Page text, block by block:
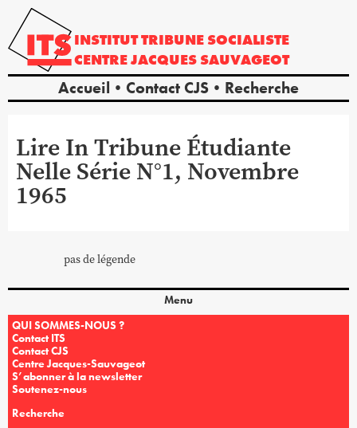
INSTITUTTRIBUNE SOCIALISTE
CENTREJACQUES SAUVAGEOT
Accueil Contact CJS Recherche
Lire In Tribune Étudiante
Nelle Série N°1, Novembre
1965
pas de légende
Menu
QUI SOMMES-NOUS ?
Contact ITS
Contact CJS
Centre Jacques-Sauvageot
S’abonner à la newsletter
Soutenez-nous
Recherche